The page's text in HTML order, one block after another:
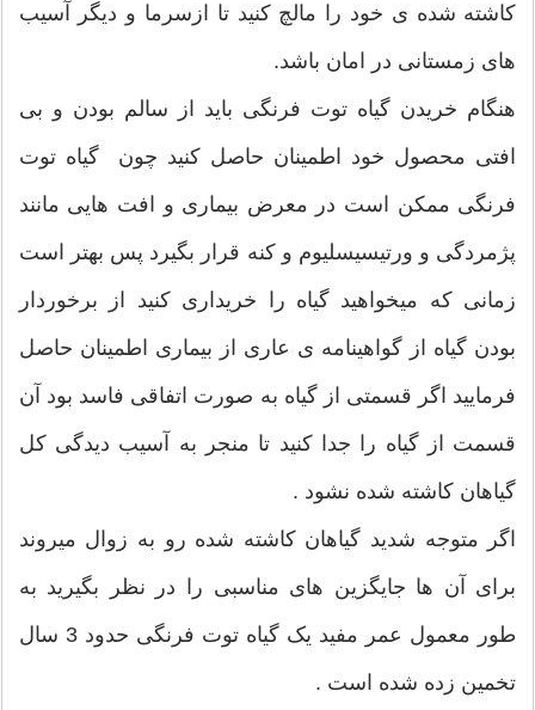
کاشته شده ی خود را مالچ کنید تا ازسرما و دیگر آسیب
های زمستانی در امان باشد.
هنگام خریدن گیاه توت فرنگی باید از سالم بودن و بی
افتی محصول خود اطمینان حاصل کنید چون گیاه توت
فرنگی ممکن است در معرض بیماری و افت هایی مانند
پژمردگی و ورتیسیسلیوم و کنه قرار بگیرد پس بهتر است
زمانی که میخواهید گیاه را خریداری کنید از برخوردار
بودن گیاه از گواهینامه ی عاری از بیماری اطمینان حاصل
فرمایید اگر قسمتی از گیاه به صورت اتفاقی فاسد بود آن
قسمت از گیاه را جدا کنید تا منجر به آسیب دیدگی کل
گیاهان کاشته شده نشود .
اگر متوجه شدید گیاهان کاشته شده رو به زوال میروند
برای آن ها جایگزین های مناسبی را در نظر بگیرید به
طور معمول عمر مفید یک گیاه توت فرنگی حدود 3 سال
تخمین زده شده است .